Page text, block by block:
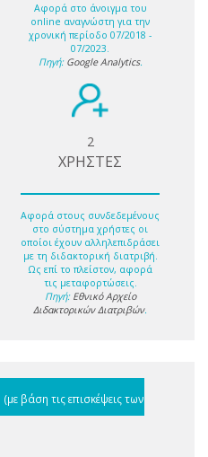
Αφορά στο άνοιγμα του
online αναγνώστη για την
χρονική περίοδο 07/2018 -
07/2023.
Πηγή: Google Analytics.
2
ΧΡΗΣΤΕΣ
Αφορά στους συνδεδεμένους
στο σύστημα χρήστες οι
οποίοι έχουν αλληλεπιδράσει
με τη διδακτορική διατριβή.
Ως επί το πλείστον, αφορά
τις μεταφορτώσεις.
Πηγή: Εθνικό Αρχείο
Διδακτορικών Διατριβών.
(με βάση τις επισκέψεις των